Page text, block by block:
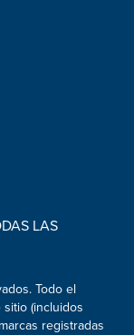
LAS
Todo el
(incluidos
registradas